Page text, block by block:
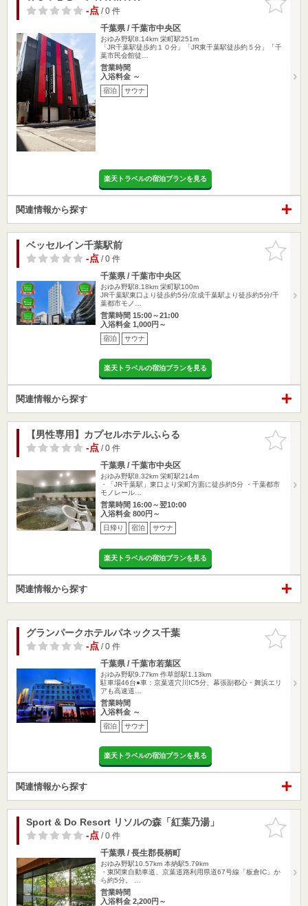
りに追加
-点/ 0 件
千葉県 / 千葉市中央区
おゆみ野駅8.14km 栄町駅251m
「JR千葉駅徒歩約１０分」「JR東千葉駅徒歩約５分」「千
葉市民会館徒…
営業時間
入浴料金 ～
宿泊 サウナ
楽天トラベルの宿泊プランを見る
関連情報から探す
お気に入
りに追加
ベッセルイン千葉駅前
-点/ 0 件
千葉県 / 千葉市中央区
おゆみ野駅8.18km 栄町駅100m
JR千葉駅東口より徒歩約5分/京成千葉駅より徒歩約5分/千
葉都市モノ…
営業時間 15:00～21:00
入浴料金 1,000円～
宿泊 サウナ
楽天トラベルの宿泊プランを見る
関連情報から探す
お気に入
りに追加
【男性専用】カプセルホテルふらる
-点/ 0 件
千葉県 / 千葉市中央区
おゆみ野駅8.32km 栄町駅214m
・「JR千葉駅」東口より栄町方面に徒歩約5分 ・千葉都市
モノレール…
営業時間 16:00～翌10:00
入浴料金 800円～
日帰り 宿泊 サウナ
楽天トラベルの宿泊プランを見る
関連情報から探す
お気に入
りに追加
グランパークホテルパネックス千葉
-点/ 0 件
千葉県 / 千葉市若葉区
おゆみ野駅9.77km 作草部駅1.13km
駐車場46台●車：京葉道穴川IC5分、幕張副都心・舞浜エリ
アも高速道…
営業時間
入浴料金 ～
宿泊 サウナ
楽天トラベルの宿泊プランを見る
関連情報から探す
お気に入
りに追加
Sport & Do Resort リソルの森「紅葉乃湯」
-点/ 0 件
千葉県 / 長生郡長柄町
おゆみ野駅10.57km 本納駅5.79km
・東関東自動車道、京葉道路利用県道67号線「板倉IC」か
ら約5分。 …
営業時間
入浴料金 2,200円～